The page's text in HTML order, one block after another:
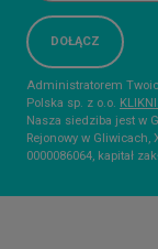
Administratorem
Polska sp. z o.o.
Nasza siedziba jest w
Rejonowy w Gliwicach,
0000086064, kapitał